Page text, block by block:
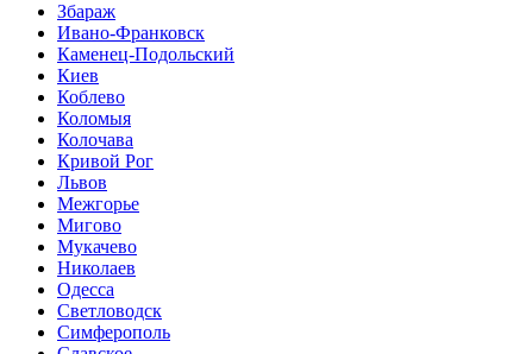
Збараж
Ивано-Франковск
Каменец-Подольский
Киев
Коблево
Коломыя
Колочава
Кривой Рог
Львов
Межгорье
Мигово
Мукачево
Николаев
Одесса
Светловодск
Симферополь